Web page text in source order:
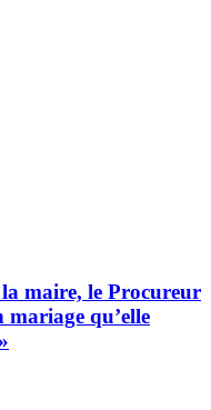
maire, le Procureur
qu’elle